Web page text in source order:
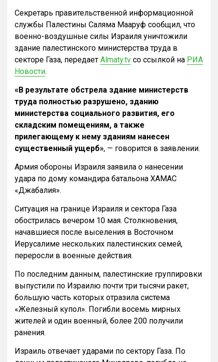
Секретарь правительственной информационной
службы Палестины Саляма Мааруф сообщил, что
военно-воздушные силы Израиля уничтожили
здание палестинского министерства труда в
секторе Газа, передает Almaty.tv со ссылкой на РИА
Новости.
«В результате обстрела здание министерств
труда полностью разрушено, зданию
министерства социального развития, его
складским помещениям, а также
прилегающему к нему зданиям нанесен
существенный ущерб», — говорится в заявлении.
Армия обороны Израиля заявила о нанесении
удара по дому командира батальона ХАМАС
«Джабалия».
Ситуация на границе Израиля и сектора Газа
обострилась вечером 10 мая. Столкновения,
начавшиеся после выселения в Восточном
Иерусалиме нескольких палестинских семей,
переросли в военные действия.
По последним данным, палестинские группировки
выпустили по Израилю почти три тысячи ракет,
большую часть которых отразила система
«Железный купол». Погибли восемь мирных
жителей и один военный, более 200 получили
ранения.
Израиль отвечает ударами по сектору Газа. По